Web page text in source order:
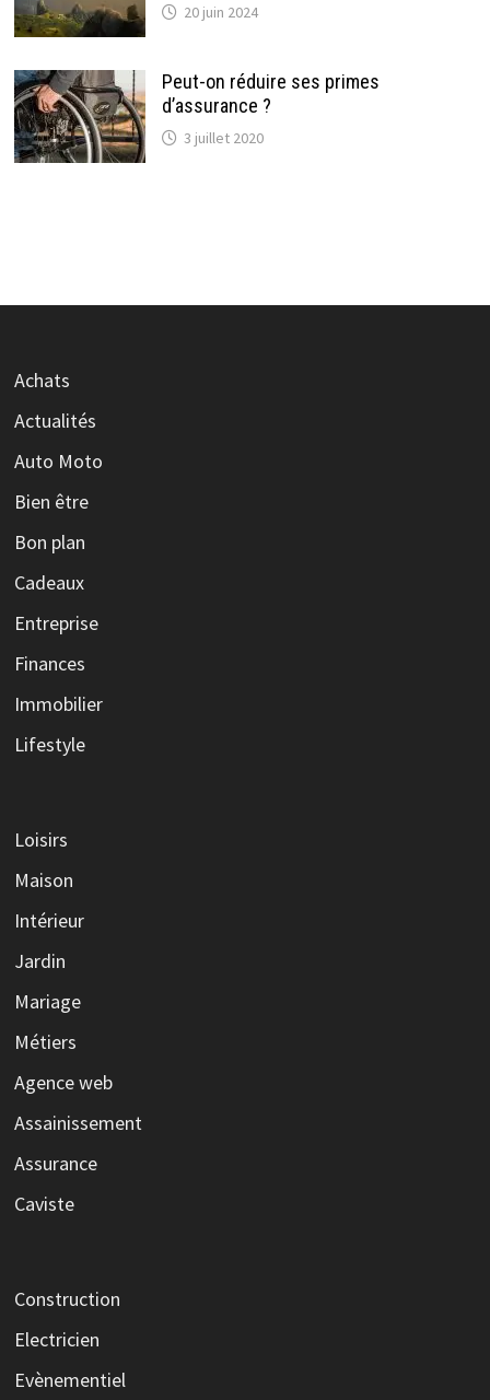
20 juin 2024
Peut-on réduire ses primes
d’assurance ?
3 juillet 2020
Achats
Actualités
Auto Moto
Bien être
Bon plan
Cadeaux
Entreprise
Finances
Immobilier
Lifestyle
Loisirs
Maison
Intérieur
Jardin
Mariage
Métiers
Agence web
Assainissement
Assurance
Caviste
Construction
Electricien
Evènementiel